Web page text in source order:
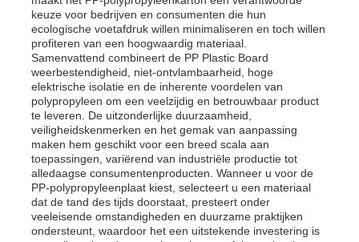
PPS-raad
Vlamvertragende polypropyleen plaat
Holle de Bouwraad van pp
PP-wandplaat
polypropyleenblad
keuze voor bedrijven en consumenten die hun
ecologische voetafdruk willen minimaliseren en toch willen
profiteren van een hoogwaardig materiaal.
Samenvattend combineert de PP Plastic Board
weerbestendigheid, niet-ontvlambaarheid, hoge
elektrische isolatie en de inherente voordelen van
polypropyleen om een ​​veelzijdig en betrouwbaar product
te leveren. De uitzonderlijke duurzaamheid,
veiligheidskenmerken en het gemak van aanpassing
maken hem geschikt voor een breed scala aan
toepassingen, variërend van industriële productie tot
alledaagse consumentenproducten. Wanneer u voor de
PP-polypropyleenplaat kiest, selecteert u een materiaal
dat de tand des tijds doorstaat, presteert onder
veeleisende omstandigheden en duurzame praktijken
ondersteunt, waardoor het een uitstekende investering is